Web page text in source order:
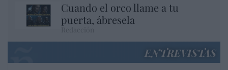
Cuando el orco llame a tu
puerta, ábresela
ENTREVISTAS